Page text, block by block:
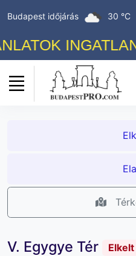
Budapest időjárás 30 °C
V. Egygye Tér
Elkelt